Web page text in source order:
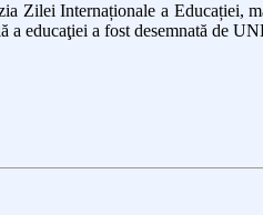
Zilei Internaționale a Educației,
a educaţiei a fost desemnată de